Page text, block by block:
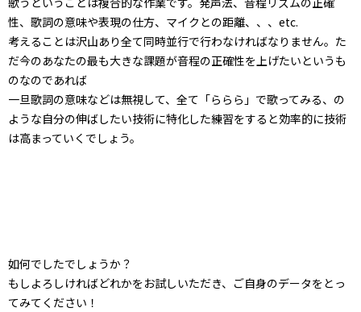
性、歌詞の意味や表現の仕方、マイクとの距離、、、etc.
考えることは沢山あり全て同時並行で行わなければなりません。た
だ今のあなたの最も大きな課題が音程の正確性を上げたいというも
のなのであれば
一旦歌詞の意味などは無視して、全て「ららら」で歌ってみる、の
ような自分の伸ばしたい技術に特化した練習をすると効率的に技術
は高まっていくでしょう。
如何でしたでしょうか？
もしよろしければどれかをお試しいただき、ご自身のデータをとっ
てみてください！